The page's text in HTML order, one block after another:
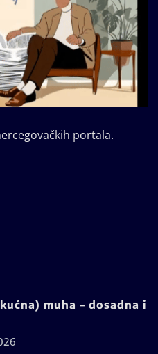
portala.
muha – dosadna i